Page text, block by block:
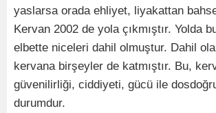
yaslarsa orada ehliyet, liyakattan
Kervan 2002 de yola çıkmıştır. Yolda
elbette niceleri dahil olmuştur. Dahil
kervana birşeyler de katmıştır. Bu,
güvenilirliği, ciddiyeti, gücü ile
durumdur.